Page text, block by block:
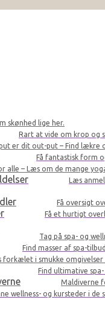
skønhed lige her.
Rart at vide om krop og
er dit out-put – Find lækre
Få fantastisk form
alle – Læs om de mange
Læs
Få oversigt
Få et hurtigt
Tag på spa- og
Find masser af spa-
forkælet i smukke
Find ultimative
Maldiverne
wellness- og kursteder i de